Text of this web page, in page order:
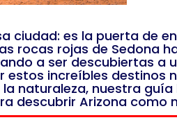
ciudad: es la puerta de
rocas rojas de Sedona
a ser descubiertas
estos increíbles
naturaleza, nuestra
descubrir Arizona como